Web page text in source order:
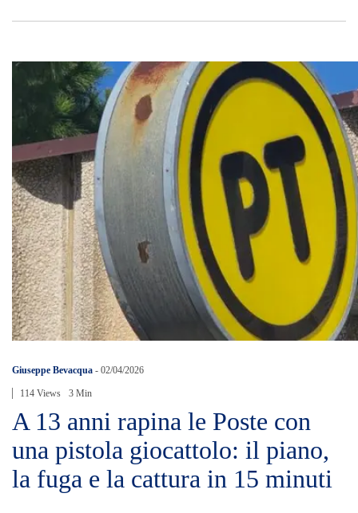
Giuseppe Bevacqua - 02/04/2026
114 Views 3 Min
A 13 anni rapina le Poste con
una pistola giocattolo: il piano,
la fuga e la cattura in 15 minuti